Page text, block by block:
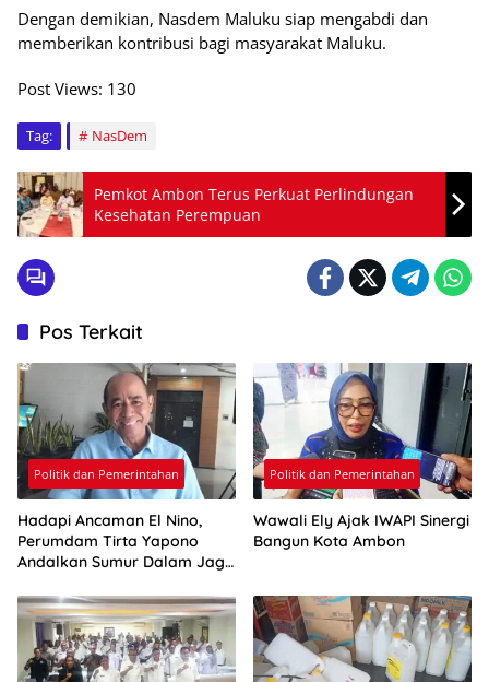
Dengan demikian, Nasdem Maluku siap mengabdi dan
memberikan kontribusi bagi masyarakat Maluku.
Post Views: 130
Tag: NasDem
Pemkot Ambon Terus Perkuat Perlindungan
Kesehatan Perempuan
Pos Terkait
Politik dan Pemerintahan
Hadapi Ancaman El Nino,
Perumdam Tirta Yapono
Andalkan Sumur Dalam Jaga
Politik dan Pemerintahan
Wawali Ely Ajak IWAPI Sinergi
Bangun Kota Ambon